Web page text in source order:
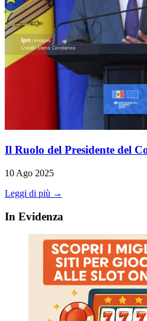
Il Ruolo del Presidente del
10 Ago 2025
Leggi di più →
In Evidenza